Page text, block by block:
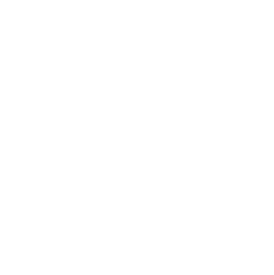
в машину.